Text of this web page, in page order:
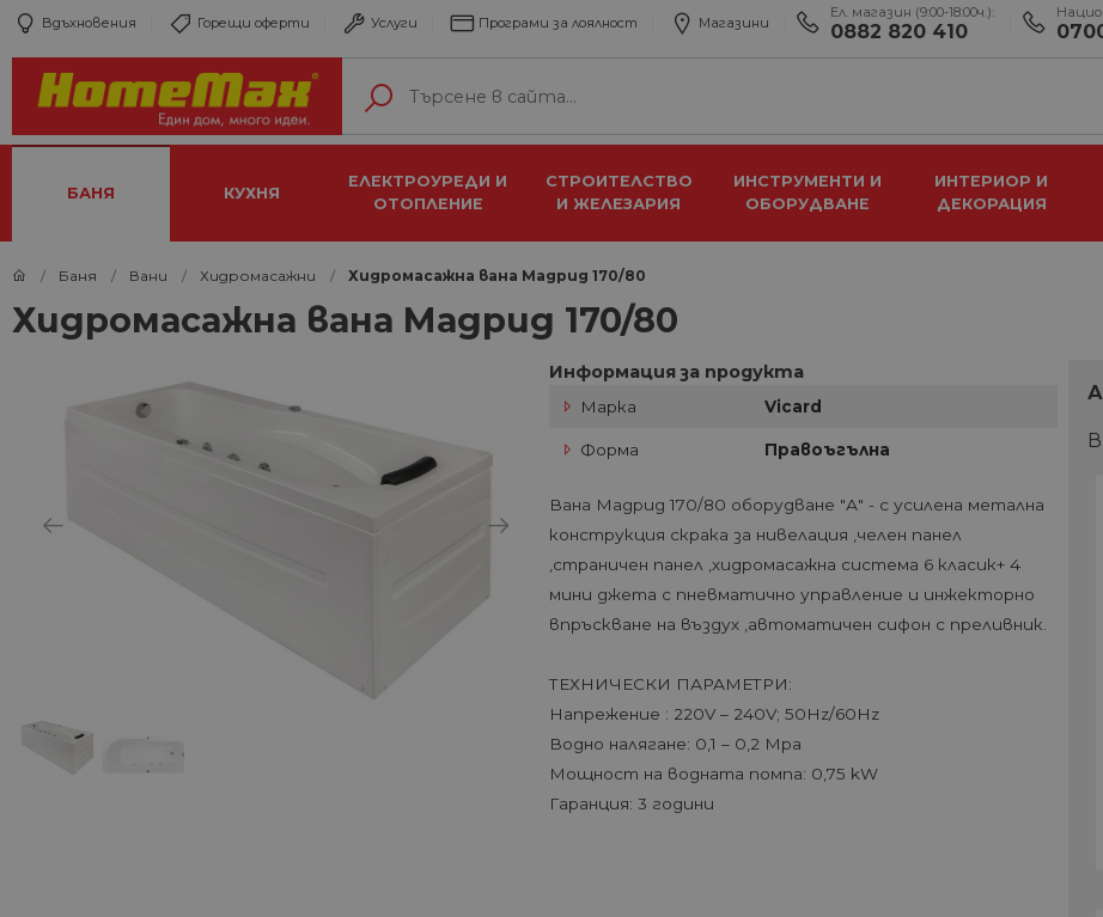
Вдъхновения Горещи оферти Услуги Програми за лоялност Магазини
Ел. магазин (9:00-18:00ч.):
0882 820 410
БАНЯ КУХНЯ
ЕЛЕКТРОУРЕДИ И
ОТОПЛЕНИЕ
СТРОИТЕЛСТВО
И ЖЕЛЕЗАРИЯ
ИНСТРУМЕНТИ И
ОБОРУДВАНЕ
ИНТЕРИОР И
ДЕКОРАЦИЯ
Баня Вани Хидромасажни Хидромасажна вана Мадрид 170/80
Хидромасажна вана Мадрид 170/80
Информация за продукта
Марка Vicard
Форма Правоъгълна
Вана Мадрид 170/80 оборудване "А" - с усилена метална
конструкция скрака за нивелация ,челен панел
,страничен панел ,хидромасажна система 6 класик+ 4
мини джета с пневматично управление и инжекторно
впръскване на въздух ,автоматичен сифон с преливник.
ТЕХНИЧЕСКИ ПАРАМЕТРИ:
Напрежение : 220V – 240V; 50Hz/60Hz
Водно налягане: 0,1 – 0,2 Mpa
Мощност на водната помпа: 0,75 kW
Гаранция: 3 години